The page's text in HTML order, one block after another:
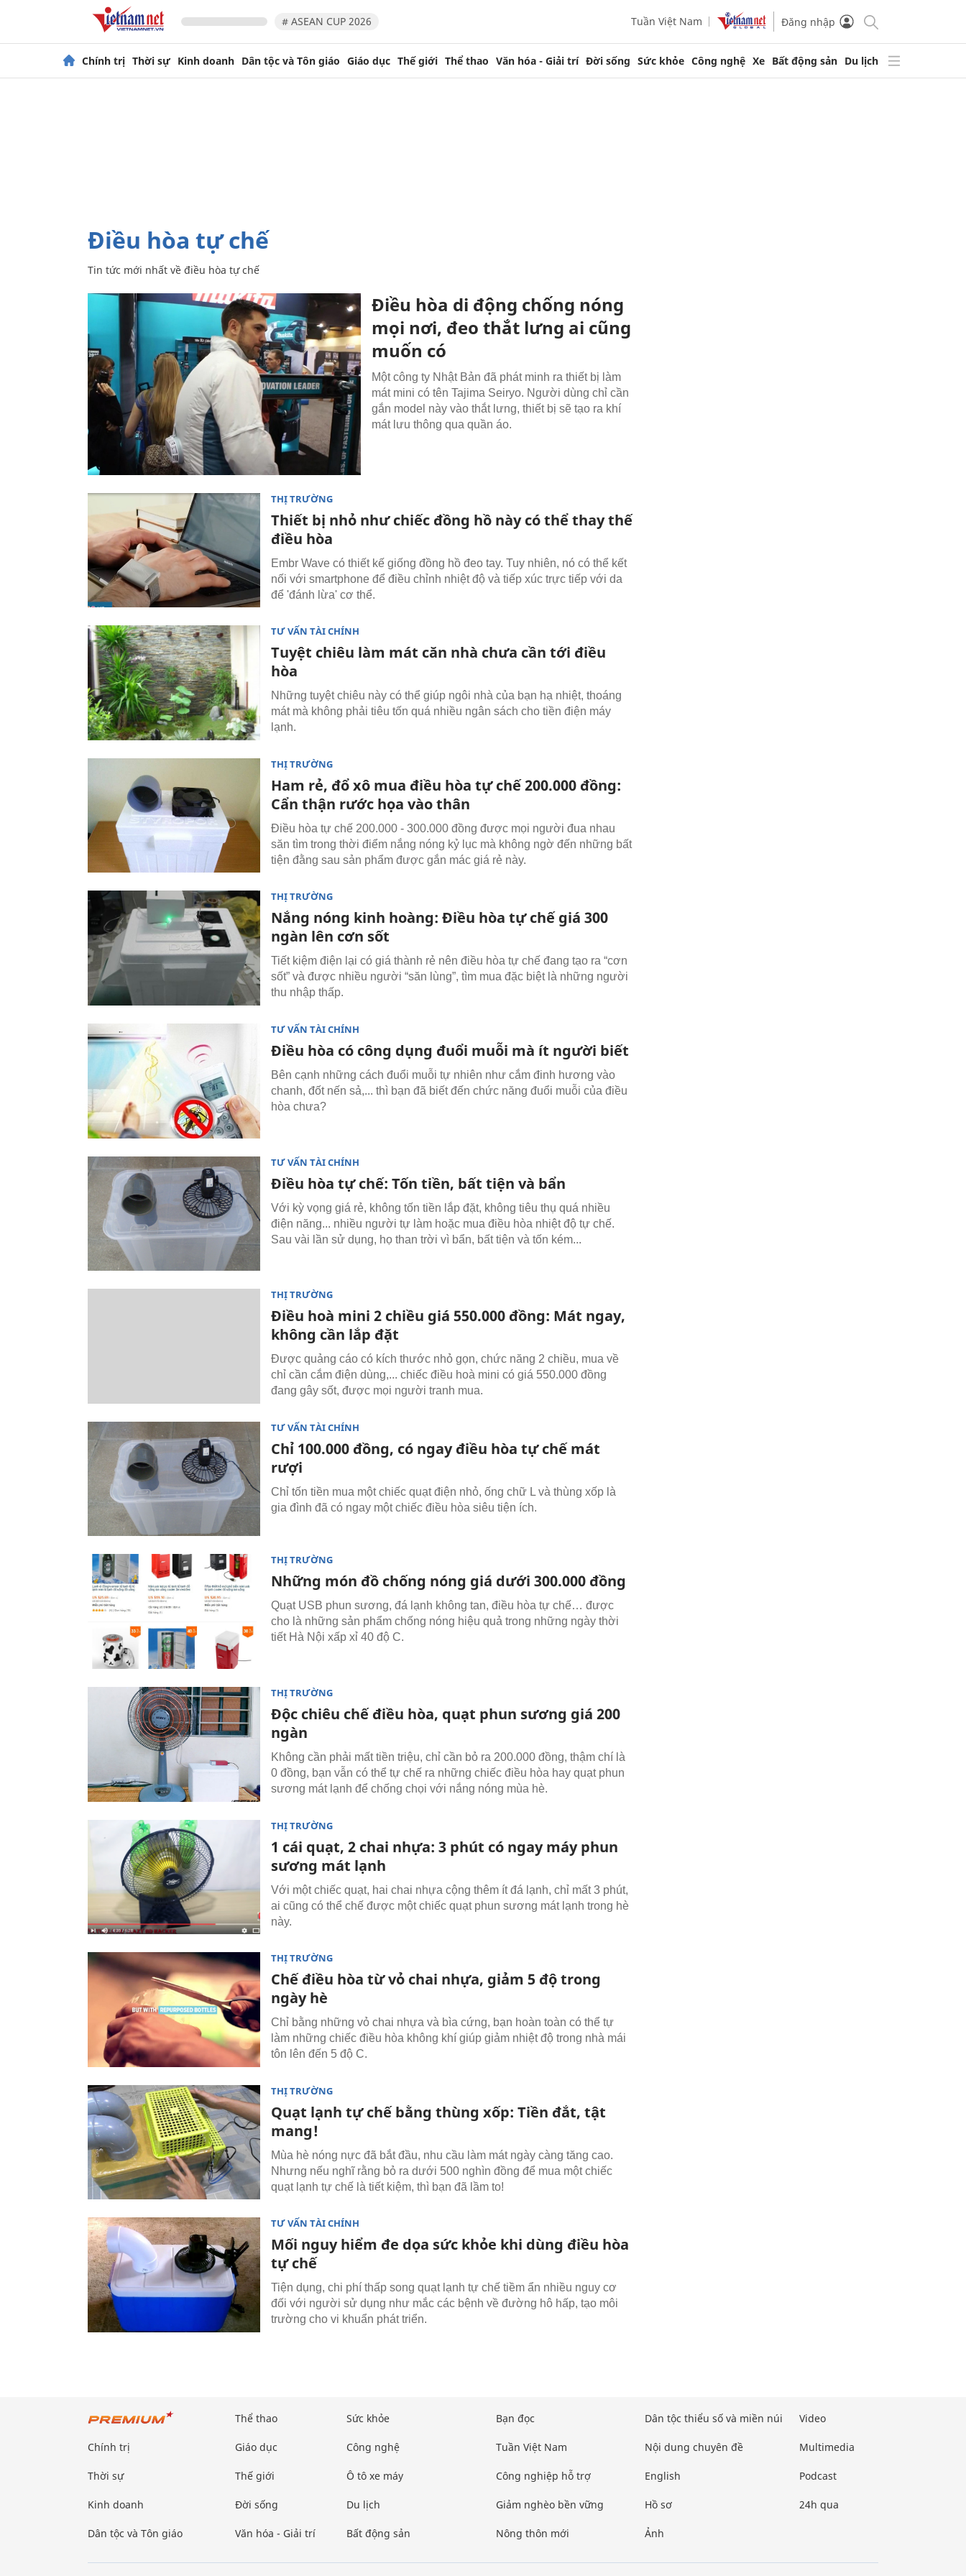
# ASEAN CUP 2026 Tuần Việt Nam Đăng nhập
Chính trị Thời sự Kinh doanh Dân tộc và Tôn giáo Giáo dục Thế giới Thể thao Văn hóa - Giải trí Đời sống Sức khỏe Công nghệ Xe Bất động sản Du lịch
điều hòa tự chế
Tin tức mới nhất về điều hòa tự chế
Điều hòa di động chống nóng
mọi nơi, đeo thắt lưng ai cũng
muốn có
Một công ty Nhật Bản đã phát minh ra thiết bị làm
mát mini có tên Tajima Seiryo. Người dùng chỉ cần
gắn model này vào thắt lưng, thiết bị sẽ tạo ra khí
mát lưu thông qua quần áo.
THỊ TRƯỜNG
Thiết bị nhỏ như chiếc đồng hồ này có thể thay thế
điều hòa
Embr Wave có thiết kế giống đồng hồ đeo tay. Tuy nhiên, nó có thể kết
nối với smartphone để điều chỉnh nhiệt độ và tiếp xúc trực tiếp với da
để 'đánh lừa' cơ thể.
TƯ VẤN TÀI CHÍNH
Tuyệt chiêu làm mát căn nhà chưa cần tới điều
hòa
Những tuyệt chiêu này có thể giúp ngôi nhà của bạn hạ nhiệt, thoáng
mát mà không phải tiêu tốn quá nhiều ngân sách cho tiền điện máy
lạnh.
THỊ TRƯỜNG
Ham rẻ, đổ xô mua điều hòa tự chế 200.000 đồng:
Cẩn thận rước họa vào thân
Điều hòa tự chế 200.000 - 300.000 đồng được mọi người đua nhau
săn tìm trong thời điểm nắng nóng kỷ lục mà không ngờ đến những bất
tiện đằng sau sản phẩm được gắn mác giá rẻ này.
THỊ TRƯỜNG
Nắng nóng kinh hoàng: Điều hòa tự chế giá 300
ngàn lên cơn sốt
Tiết kiệm điện lại có giá thành rẻ nên điều hòa tự chế đang tạo ra “cơn
sốt” và được nhiều người “săn lùng”, tìm mua đặc biệt là những người
thu nhập thấp.
TƯ VẤN TÀI CHÍNH
Điều hòa có công dụng đuổi muỗi mà ít người biết
Bên cạnh những cách đuổi muỗi tự nhiên như cắm đinh hương vào
chanh, đốt nến sả,... thì bạn đã biết đến chức năng đuổi muỗi của điều
hòa chưa?
TƯ VẤN TÀI CHÍNH
Điều hòa tự chế: Tốn tiền, bất tiện và bẩn
Với kỳ vọng giá rẻ, không tốn tiền lắp đặt, không tiêu thụ quá nhiều
điện năng... nhiều người tự làm hoặc mua điều hòa nhiệt độ tự chế.
Sau vài lần sử dụng, họ than trời vì bẩn, bất tiện và tốn kém...
THỊ TRƯỜNG
Điều hoà mini 2 chiều giá 550.000 đồng: Mát ngay,
không cần lắp đặt
Được quảng cáo có kích thước nhỏ gọn, chức năng 2 chiều, mua về
chỉ cần cắm điện dùng,... chiếc điều hoà mini có giá 550.000 đồng
đang gây sốt, được mọi người tranh mua.
TƯ VẤN TÀI CHÍNH
Chỉ 100.000 đồng, có ngay điều hòa tự chế mát
rượi
Chỉ tốn tiền mua một chiếc quạt điện nhỏ, ống chữ L và thùng xốp là
gia đình đã có ngay một chiếc điều hòa siêu tiện ích.
THỊ TRƯỜNG
Những món đồ chống nóng giá dưới 300.000 đồng
Quạt USB phun sương, đá lạnh không tan, điều hòa tự chế… được
cho là những sản phẩm chống nóng hiệu quả trong những ngày thời
tiết Hà Nội xấp xỉ 40 độ C.
THỊ TRƯỜNG
Độc chiêu chế điều hòa, quạt phun sương giá 200
ngàn
Không cần phải mất tiền triệu, chỉ cần bỏ ra 200.000 đồng, thậm chí là
0 đồng, bạn vẫn có thể tự chế ra những chiếc điều hòa hay quạt phun
sương mát lạnh để chống chọi với nắng nóng mùa hè.
THỊ TRƯỜNG
1 cái quạt, 2 chai nhựa: 3 phút có ngay máy phun
sương mát lạnh
Với một chiếc quạt, hai chai nhựa cộng thêm ít đá lạnh, chỉ mất 3 phút,
ai cũng có thể chế được một chiếc quạt phun sương mát lạnh trong hè
này.
THỊ TRƯỜNG
Chế điều hòa từ vỏ chai nhựa, giảm 5 độ trong
ngày hè
Chỉ bằng những vỏ chai nhựa và bìa cứng, bạn hoàn toàn có thể tự
làm những chiếc điều hòa không khí giúp giảm nhiệt độ trong nhà mái
tôn lên đến 5 độ C.
THỊ TRƯỜNG
Quạt lạnh tự chế bằng thùng xốp: Tiền đắt, tật
mang!
Mùa hè nóng nực đã bắt đầu, nhu cầu làm mát ngày càng tăng cao.
Nhưng nếu nghĩ rằng bỏ ra dưới 500 nghìn đồng để mua một chiếc
quạt lạnh tự chế là tiết kiệm, thì bạn đã lầm to!
TƯ VẤN TÀI CHÍNH
Mối nguy hiểm đe dọa sức khỏe khi dùng điều hòa
tự chế
Tiện dụng, chi phí thấp song quạt lạnh tự chế tiềm ẩn nhiều nguy cơ
đối với người sử dụng như mắc các bệnh về đường hô hấp, tạo môi
trường cho vi khuẩn phát triển.
Chính trị
Thời sự
Kinh doanh
Dân tộc và Tôn giáo
Thể thao
Giáo dục
Thế giới
Đời sống
Văn hóa - Giải trí
Sức khỏe
Công nghệ
Ô tô xe máy
Du lịch
Bất động sản
Bạn đọc
Tuần Việt Nam
Công nghiệp hỗ trợ
Giảm nghèo bền vững
Nông thôn mới
Dân tộc thiểu số và miền núi
Nội dung chuyên đề
English
Hồ sơ
Ảnh
Video
Multimedia
Podcast
24h qua